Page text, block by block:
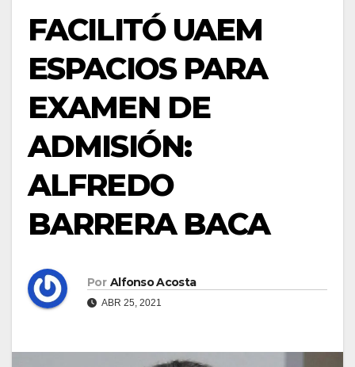
FACILITÓ UAEM
ESPACIOS PARA
EXAMEN DE
ADMISIÓN:
ALFREDO
BARRERA BACA
Por Alfonso Acosta
ABR 25, 2021